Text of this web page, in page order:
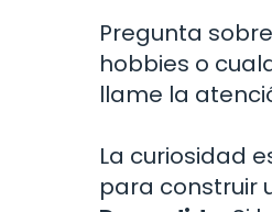
Pregunta
hobbies o
llame la
La curiosidad
para construir